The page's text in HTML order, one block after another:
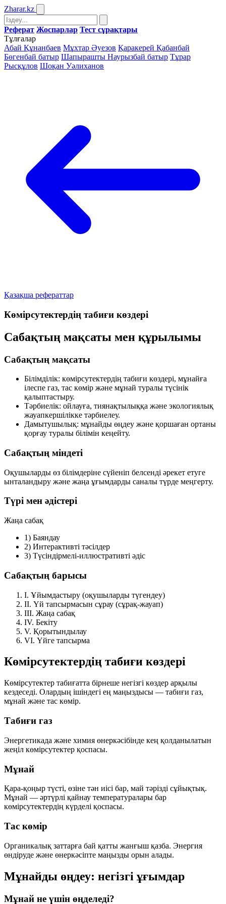
Zharar.kz
Реферат Жоспарлар Тест сұрақтары
Тұлғалар
Абай Құнанбаев Мұхтар Әуезов Қаракерей Қабанбай
Бөгенбай батыр Шапырашты Наурызбай батыр Тұрар
Рысқұлов Шоқан Уәлиханов
Қазақша рефераттар
Көмірсутектердің табиғи көздері
Сабақтың мақсаты мен құрылымы
Сабақтың мақсаты
Білімділік: көмірсутектердің табиғи көздері, мұнайға
ілеспе газ, тас көмір және мұнай туралы түсінік
қалыптастыру.
Тәрбиелік: ойлауға, тиянақтылыққа және экологиялық
жауапкершілікке тәрбиелеу.
Дамытушылық: мұнайды өңдеу және қоршаған ортаны
қорғау туралы білімін кеңейту.
Сабақтың міндеті
Оқушыларды өз білімдеріне сүйеніп белсенді әрекет етуге
ынталандыру және жаңа ұғымдарды саналы түрде меңгерту.
Түрі мен әдістері
Жаңа сабақ
1) Баяндау
2) Интерактивті тәсілдер
3) Түсіндірмелі-иллюстративті әдіс
Сабақтың барысы
I. Ұйымдастыру (оқушыларды түгендеу)
II. Үй тапсырмасын сұрау (сұрақ-жауап)
III. Жаңа сабақ
IV. Бекіту
V. Қорытындылау
VI. Үйге тапсырма
Көмірсутектердің табиғи көздері
Көмірсутектер табиғатта бірнеше негізгі көздер арқылы
кездеседі. Олардың ішіндегі ең маңыздысы — табиғи газ,
мұнай және тас көмір.
Табиғи газ
Энергетикада және химия өнеркәсібінде кең қолданылатын
жеңіл көмірсутектер қоспасы.
Мұнай
Қара-қоңыр түсті, өзіне тән иісі бар, май тәрізді сұйықтық.
Мұнай — әртүрлі қайнау температуралары бар
көмірсутектердің күрделі қоспасы.
Тас көмір
Органикалық заттарға бай қатты жанғыш қазба. Энергия
өндіруде және өнеркәсіпте маңызды орын алады.
Мұнайды өңдеу: негізгі ұғымдар
Мұнай не үшін өңделеді?